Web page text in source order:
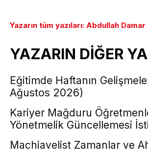
Yazarın tüm yazıları: Abdullah Damar
YAZARIN DİĞER
Eğitimde Haftanın
Ağustos 2026)
Kariyer Mağduru
Yönetmelik Güncellemesi
Machiavelist Zamanlar ve